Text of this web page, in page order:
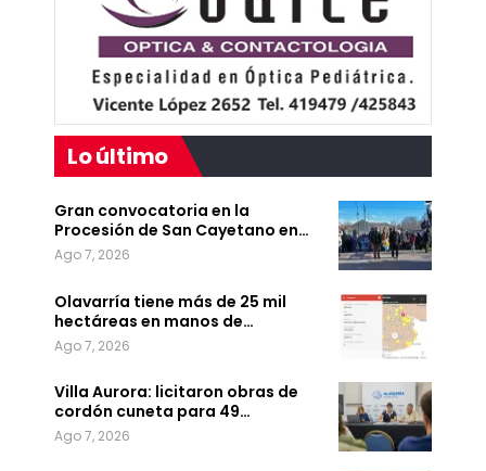
Lo último
Gran convocatoria en la
Procesión de San Cayetano en…
Ago 7, 2026
Olavarría tiene más de 25 mil
hectáreas en manos de…
Ago 7, 2026
Villa Aurora: licitaron obras de
cordón cuneta para 49…
Ago 7, 2026